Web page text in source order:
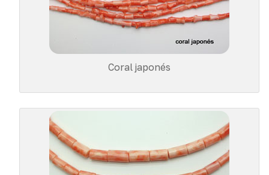
Coral japonés